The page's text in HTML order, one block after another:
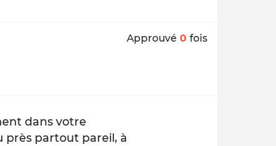
Approuvé 0 fois
dans votre
près partout pareil, à